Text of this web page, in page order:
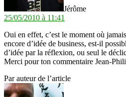
Jérôme
25/05/2010 à 11:41
Oui en effet, c’est le moment où
encore d’idée de business, est-il
d’idée par la réflexion, ou seul le
Merci pour ton commentaire Jean-
Par auteur de l’article